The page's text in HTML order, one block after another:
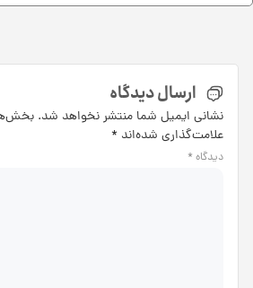
ارسال دیدگاه
نشانی ایمیل شما منتشر نخواهد شد.
علامت‌گذاری شده‌اند *
دیدگاه *